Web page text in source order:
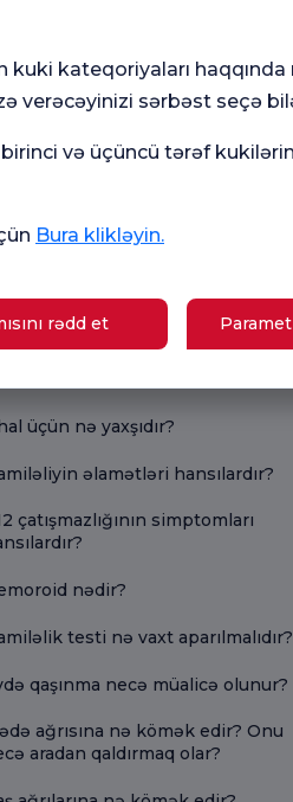
üçün nə yaxşıdır?
əlamətləri hansılardır?
çatışmazlığının simptomları
nədir?
testi nə vaxt aparılmalıdır?
qaşınma necə müalicə olunur?
ağrısına nə kömək edir? Onu
aradan qaldırmaq olar?
Ümumi
Məmnuniyyət
kateqoriyaları
verəcəyinizi sərbəst seçə
və üçüncü tərəf
Bura klikləyin.
rədd et